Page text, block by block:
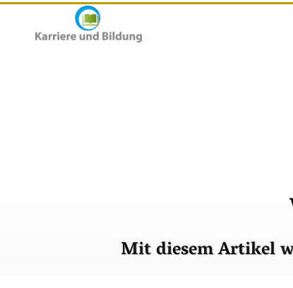
Mit diesem Artikel